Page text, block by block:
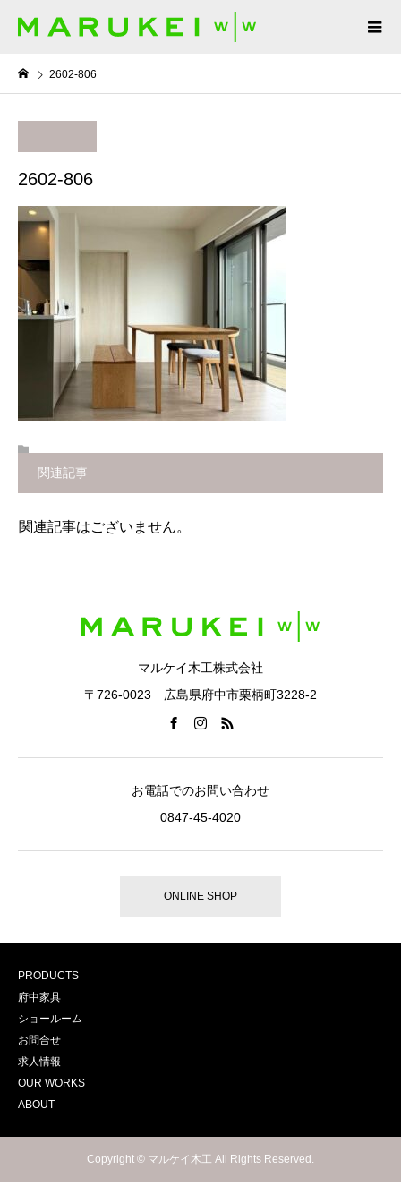
2602-806
2602-806
関連記事
関連記事はございません。
マルケイ木工株式会社
〒726-0023 広島県府中市栗柄町3228-2
お電話でのお問い合わせ
0847-45-4020
ONLINE SHOP
PRODUCTS
府中家具
ショールーム
お問合せ
求人情報
OUR WORKS
ABOUT
Copyright © マルケイ木工 All Rights Reserved.